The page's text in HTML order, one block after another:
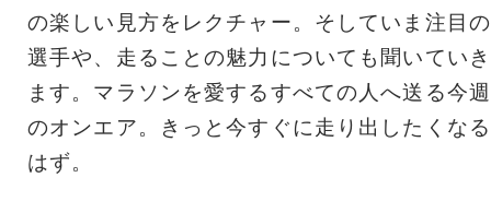
の楽しい見方をレクチャー。そしていま注目の
選手や、走ることの魅力についても聞いていき
ます。マラソンを愛するすべての人へ送る今週
のオンエア。きっと今すぐに走り出したくなる
はず。